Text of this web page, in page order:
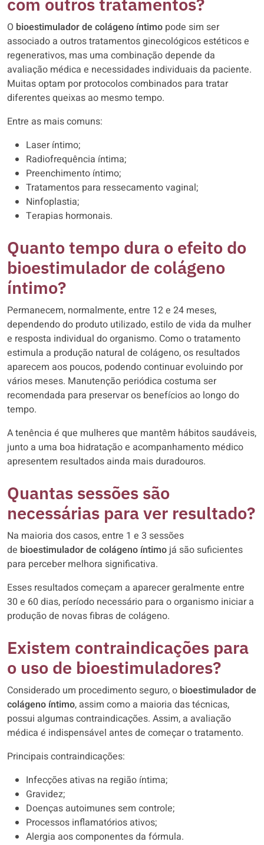
O bioestimulador de colágeno íntimo pode sim ser
associado a outros tratamentos ginecológicos estéticos e
regenerativos, mas uma combinação depende da
avaliação médica e necessidades individuais da paciente.
Muitas optam por protocolos combinados para tratar
diferentes queixas ao mesmo tempo.
Entre as mais comuns:
Laser íntimo;
Radiofrequência íntima;
Preenchimento íntimo;
Tratamentos para ressecamento vaginal;
Ninfoplastia;
Terapias hormonais.
Quanto tempo dura o efeito do
bioestimulador de colágeno
íntimo?
Permanecem, normalmente, entre 12 e 24 meses,
dependendo do produto utilizado, estilo de vida da mulher
e resposta individual do organismo. Como o tratamento
estimula a produção natural de colágeno, os resultados
aparecem aos poucos, podendo continuar evoluindo por
vários meses. Manutenção periódica costuma ser
recomendada para preservar os benefícios ao longo do
tempo.
A tenência é que mulheres que mantêm hábitos saudáveis,
junto a uma boa hidratação e acompanhamento médico
apresentem resultados ainda mais duradouros.
Quantas sessões são
necessárias para ver resultado?
Na maioria dos casos, entre 1 e 3 sessões
de bioestimulador de colágeno íntimo já são suficientes
para perceber melhora significativa.
Esses resultados começam a aparecer geralmente entre
30 e 60 dias, período necessário para o organismo iniciar a
produção de novas fibras de colágeno.
Existem contraindicações para
o uso de bioestimuladores?
Considerado um procedimento seguro, o bioestimulador de
colágeno íntimo, assim como a maioria das técnicas,
possui algumas contraindicações. Assim, a avaliação
médica é indispensável antes de começar o tratamento.
Principais contraindicações:
Infecções ativas na região íntima;
Gravidez;
Doenças autoimunes sem controle;
Processos inflamatórios ativos;
Alergia aos componentes da fórmula.